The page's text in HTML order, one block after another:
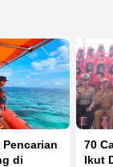
Pencarian
di
70
Ikut